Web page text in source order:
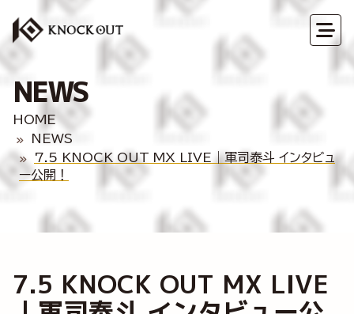
NEWS
HOME
NEWS
7.5 KNOCK OUT MX LIVE｜軍司泰斗 インタビュ
ー公開！
7.5 KNOCK OUT MX LIVE